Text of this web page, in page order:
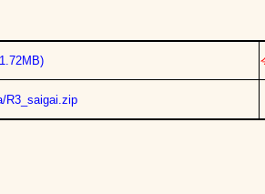
R3_saigai.zip